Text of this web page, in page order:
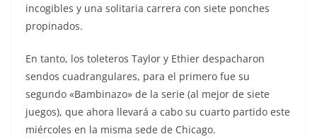
incogibles y una solitaria carrera con siete ponches
propinados.
En tanto, los toleteros Taylor y Ethier despacharon
sendos cuadrangulares, para el primero fue su
segundo «Bambinazo» de la serie (al mejor de siete
juegos), que ahora llevará a cabo su cuarto partido este
miércoles en la misma sede de Chicago.